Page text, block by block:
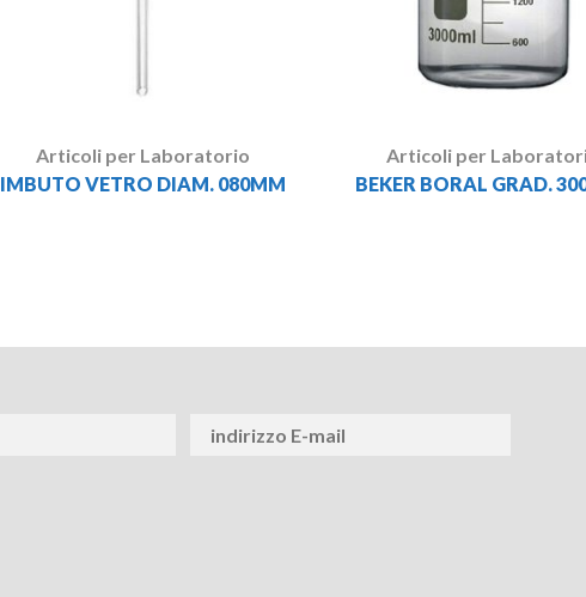
Articoli per Laboratorio
IMBUTO VETRO DIAM. 080MM
Articoli per
BEKER BORAL GRAD.